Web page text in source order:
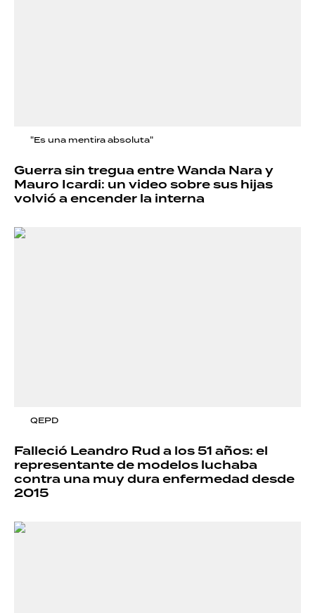
"Es una mentira absoluta"
Guerra sin tregua entre Wanda Nara y
Mauro Icardi: un video sobre sus hijas
volvió a encender la interna
QEPD
Falleció Leandro Rud a los 51 años: el
representante de modelos luchaba
contra una muy dura enfermedad desde
2015